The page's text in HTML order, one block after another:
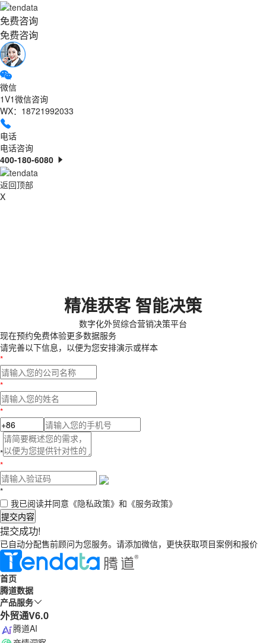
免费咨询
免费咨询
微信
1V1微信咨询
WX：18721992033
电话
电话咨询
400-180-6080
返回顶部
X
精准获客 智能决策
数字化外贸综合营销决策平台
现在预约免费体验更多数据服务
请完善以下信息，以便为您安排演示或样本
*
*
*
*
*
*
我已阅读并同意 《隐私政策》 和 《服务政策》
提交内容
提交成功!
已自动分配售前顾问为您服务。请添加微信，更快获取项目案例和报价
首页
腾道数据
产品服务
外贸通V6.0
腾道AI